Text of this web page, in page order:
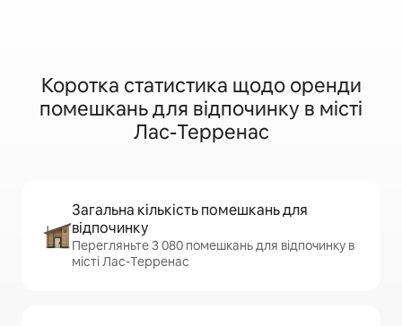
Коротка статистика щодо оренди
помешкань для відпочинку в місті
Лас-Терренас
Загальна кількість помешкань для
відпочинку
Перегляньте 3 080 помешкань для відпочинку в
місті Лас-Терренас